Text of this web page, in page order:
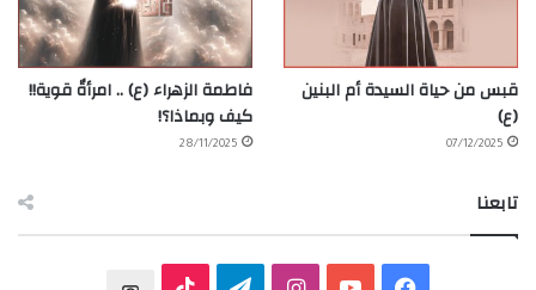
قبس من حياة السيدة أم البنين
(ع)
07/12/2025
فاطمة الزهراء (ع) .. امرأةٌ قوية!!
كيف وبماذا؟!
28/11/2025
تابعنا